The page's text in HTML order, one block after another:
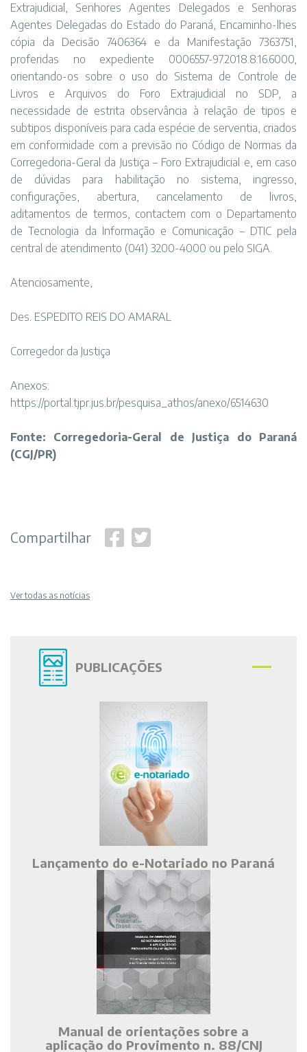
Extrajudicial, Senhores Agentes Delegados e Senhoras
Agentes Delegadas do Estado do Paraná, Encaminho-lhes
cópia da Decisão 7406364 e da Manifestação 7363751,
proferidas no expediente 0006557-97.2018.8.16.6000,
orientando-os sobre o uso do Sistema de Controle de
Livros e Arquivos do Foro Extrajudicial no SDP, a
necessidade de estrita observância à relação de tipos e
subtipos disponíveis para cada espécie de serventia, criados
em conformidade com a previsão no Código de Normas da
Corregedoria-Geral da Justiça – Foro Extrajudicial e, em caso
de dúvidas para habilitação no sistema, ingresso,
configurações, abertura, cancelamento de livros,
aditamentos de termos, contactem com o Departamento
de Tecnologia da Informação e Comunicação – DTIC pela
central de atendimento (041) 3200-4000 ou pelo SIGA.
Atenciosamente,
Des. ESPEDITO REIS DO AMARAL
Corregedor da Justiça
Anexos:
https://portal.tjpr.jus.br/pesquisa_athos/anexo/6514630
Fonte: Corregedoria-Geral de Justiça do Paraná
(CGJ/PR)
Compartilhar
Ver todas as notícias
PUBLICAÇÕES
Lançamento do e-Notariado no Paraná
Manual de orientações sobre a
aplicação do Provimento n. 88/CNJ